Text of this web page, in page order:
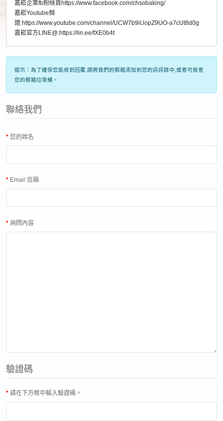
嘉崧企業fb粉絲頁https://www.facebook.com/chsobaking/
嘉崧Youtube頻
道:https://www.youtube.com/channel/UCW7b9iUopZ9UO-a7cUt8d0g
嘉崧官方LINE@:https://lin.ee/fXE0b4t
提示：為了確保您能收到回覆,請將我們的郵箱添加到您的訊訊錄中,或者可檢查
您的郵箱垃圾桶。
聯絡我們
您的姓名
Email 信箱
詢問內容
驗證碼
請在下方框中輸入驗證碼。